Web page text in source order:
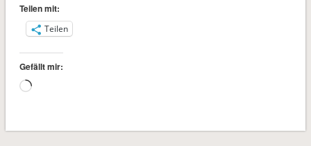
Teilen mit:
Teilen
Gefällt mir:
Wird